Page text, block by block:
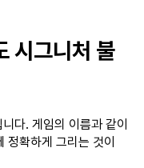
시그니처 불
다. 게임의 이름과 같이
확하게 그리는 것이